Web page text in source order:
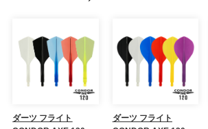
ダーツ フライト
ダーツ フライト